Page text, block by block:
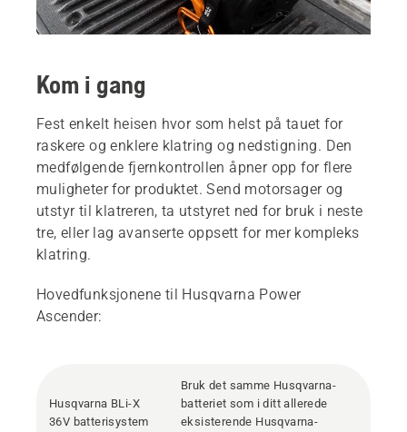
Kom i gang
Fest enkelt heisen hvor som helst på tauet for
raskere og enklere klatring og nedstigning. Den
medfølgende fjernkontrollen åpner opp for flere
muligheter for produktet. Send motorsager og
utstyr til klatreren, ta utstyret ned for bruk i neste
tre, eller lag avanserte oppsett for mer kompleks
klatring.
Hovedfunksjonene til Husqvarna Power
Ascender:
Husqvarna BLi-X
36V batterisystem
Bruk det samme Husqvarna-
batteriet som i ditt allerede
eksisterende Husqvarna-